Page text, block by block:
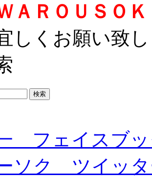
ＡＲＯＵＳＯＫ
しくお願い致
フェイスブ
ソク ツイッ